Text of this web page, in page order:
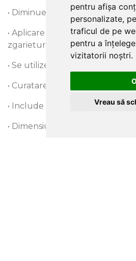
pentru afișa
personalizate,
traficul de pe
pentru a
vizitatorii noștri.
Vreau să
• Diminueaza cu 39%
• Aplicare simpla, autoadeziva,
zgarieturi
• Se utilizeaza doar in interior
• Curatare usoara
• Include cutter, racleta si
• Dimensiuni rola (lungime x